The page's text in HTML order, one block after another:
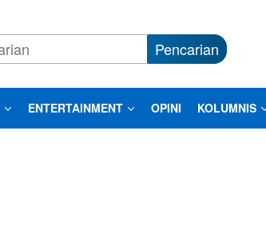
Pencarian
ENTERTAINMENT OPINI KOLUMNIS